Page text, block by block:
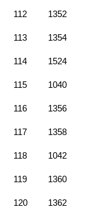
112 1352
113 1354
114 1524
115 1040
116 1356
117 1358
118 1042
119 1360
120 1362